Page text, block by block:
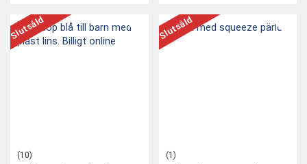
(10)
Slutsåld
(1)
Slutsåld